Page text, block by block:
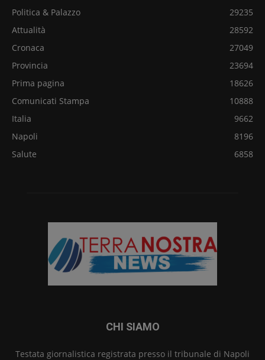
Politica & Palazzo
29235
Attualità
28592
Cronaca
27049
Provincia
23694
Prima pagina
18626
Comunicati Stampa
10888
Italia
9662
Napoli
8196
Salute
6858
CHI SIAMO
Testata giornalistica registrata presso il tribunale di Napoli